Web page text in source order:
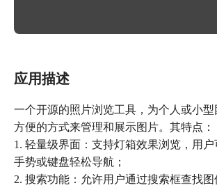
应用描述
一个开源的照片浏览工具，为个人或小
方便的方式来管理和展示图片。其特点：
1. 轻量级界面：支持灯箱效果浏览，用户
手势或键盘轻松导航；
2. 搜索功能：允许用户通过搜索框查找